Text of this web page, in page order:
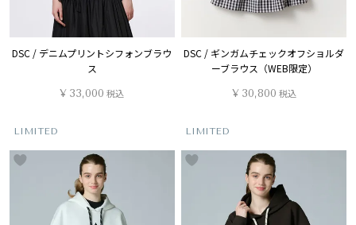
DSC / デニムプリントシフォンブラウ
ス
¥ 33,000 税込
DSC / ギンガムチェックオフショルダ
ーブラウス（WEB限定）
¥ 30,800 税込
LIMITED LIMITED